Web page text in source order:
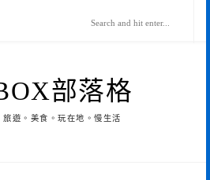
部落格
遊。美食。玩在地。慢生活